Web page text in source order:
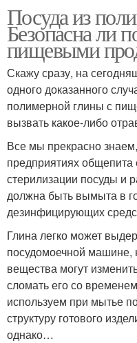
Посуда из
Безопасна ли
пищевыми
Скажу сразу, на
одного доказанного
полимерной глины с
вызвать какое-либо
Все мы прекрасно
предприятиях
стерилизации посуды и
должна быть вымыта в
дезинфицирующих
Глина легко может
посудомоечной машине,
вещества могут
сломать его со
используем при мытье
структуру готового
однако…